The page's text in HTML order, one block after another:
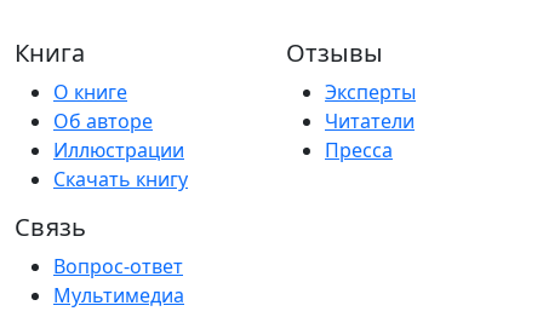
Книга
О книге
Об авторе
Иллюстрации
Скачать книгу
Отзывы
Эксперты
Читатели
Пресса
Связь
Вопрос-ответ
Мультимедиа